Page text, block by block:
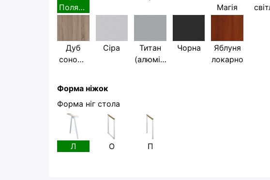
Полярн
Магія
Дуб
сонома
Сіра
Титан
(алюміні
Чорна
Яблуня
локарно
Форма ніжок
Форма ніг стола
Л О П